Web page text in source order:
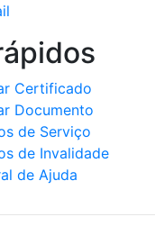
Certificado
Documento
de Serviço
de Invalidade
de Ajuda